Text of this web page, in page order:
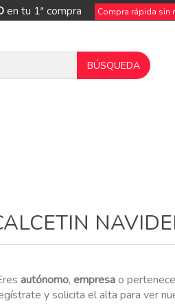
en tu 1ª compra Compra rápida sin
autónomo,empresao
y solicita el alta para ver